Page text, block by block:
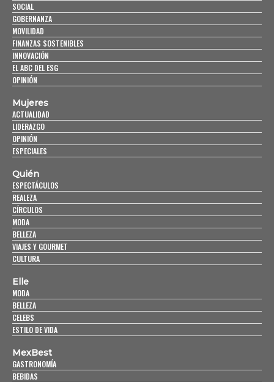
SOCIAL
GOBERNANZA
MOVILIDAD
FINANZAS SOSTENIBLES
INNOVACIÓN
EL ABC DEL ESG
OPINIÓN
Mujeres
ACTUALIDAD
LIDERAZGO
OPINIÓN
ESPECIALES
Quién
ESPECTÁCULOS
REALEZA
CÍRCULOS
MODA
BELLEZA
VIAJES Y GOURMET
CULTURA
Elle
MODA
BELLEZA
CELEBS
ESTILO DE VIDA
MexBest
GASTRONOMÍA
BEBIDAS